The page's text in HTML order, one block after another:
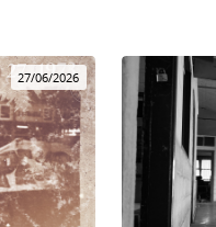
27/06/2026